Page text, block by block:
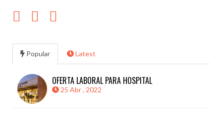
Popular Latest
OFERTA LABORAL PARA HOSPITAL
25 Abr , 2022